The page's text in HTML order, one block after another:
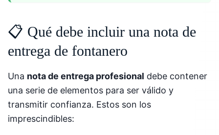
📋 Qué debe incluir una nota de
entrega de fontanero
Una nota de entrega profesional debe contener
una serie de elementos para ser válido y
transmitir confianza. Estos son los
imprescindibles: